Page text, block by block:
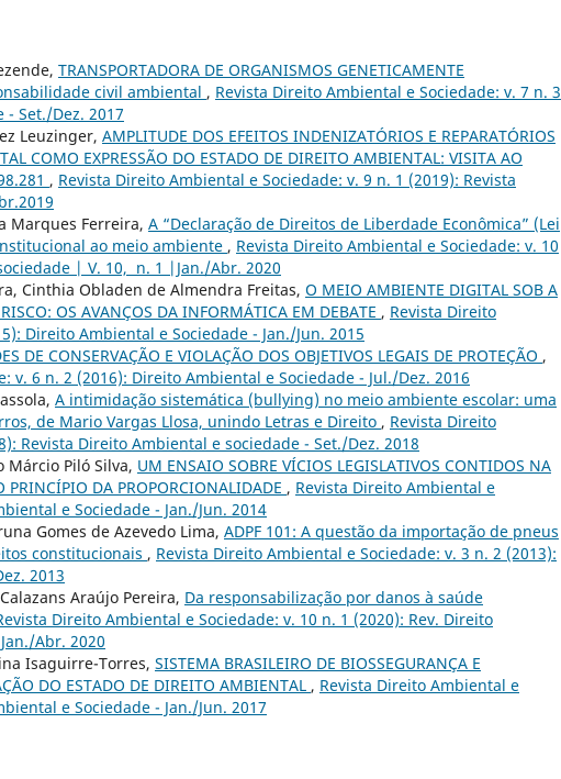
TRANSPORTADORA DE ORGANISMOS GENETICAMENTE
civil ambiental , Revista Direito Ambiental e Sociedade: v. 7 n. 3
Set./Dez. 2017
Leuzinger, AMPLITUDE DOS EFEITOS INDENIZATÓRIOS E REPARATÓRIOS
COMO EXPRESSÃO DO ESTADO DE DIREITO AMBIENTAL: VISITA AO
, Revista Direito Ambiental e Sociedade: v. 9 n. 1 (2019): Revista
Marques Ferreira, A “Declaração de Direitos de Liberdade Econômica” (Lei
ao meio ambiente , Revista Direito Ambiental e Sociedade: v. 10
| V. 10, n. 1 |Jan./Abr. 2020
Cinthia Obladen de Almendra Freitas, O MEIO AMBIENTE DIGITAL SOB A
OS AVANÇOS DA INFORMÁTICA EM DEBATE , Revista Direito
Direito Ambiental e Sociedade - Jan./Jun. 2015
DE CONSERVAÇÃO E VIOLAÇÃO DOS OBJETIVOS LEGAIS DE PROTEÇÃO ,
v. 6 n. 2 (2016): Direito Ambiental e Sociedade - Jul./Dez. 2016
A intimidação sistemática (bullying) no meio ambiente escolar: uma
de Mario Vargas Llosa, unindo Letras e Direito , Revista Direito
Revista Direito Ambiental e sociedade - Set./Dez. 2018
Márcio Piló Silva, UM ENSAIO SOBRE VÍCIOS LEGISLATIVOS CONTIDOS NA
DA PROPORCIONALIDADE , Revista Direito Ambiental e
e Sociedade - Jan./Jun. 2014
Gomes de Azevedo Lima, ADPF 101: A questão da importação de pneus
constitucionais , Revista Direito Ambiental e Sociedade: v. 3 n. 2 (2013):
2013
Araújo Pereira, Da responsabilização por danos à saúde
Direito Ambiental e Sociedade: v. 10 n. 1 (2020): Rev. Direito
Abr. 2020
Isaguirre-Torres, SISTEMA BRASILEIRO DE BIOSSEGURANÇA E
DO ESTADO DE DIREITO AMBIENTAL , Revista Direito Ambiental e
e Sociedade - Jan./Jun. 2017